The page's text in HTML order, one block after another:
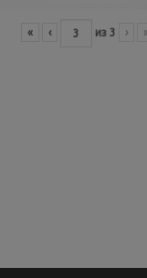
« ‹ из 3 ›